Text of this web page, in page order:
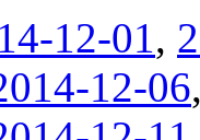
12-01,
12-06